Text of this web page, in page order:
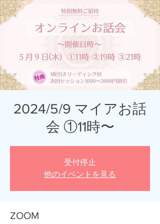
2024/5/9 マイアお話
会 ①11時〜
受付停止
他のイベントを見る
ZOOM